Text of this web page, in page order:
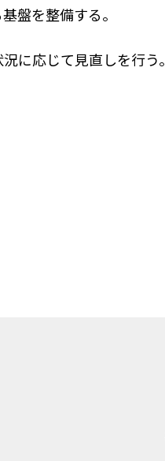
盤を整備する。
に応じて見直しを行う。